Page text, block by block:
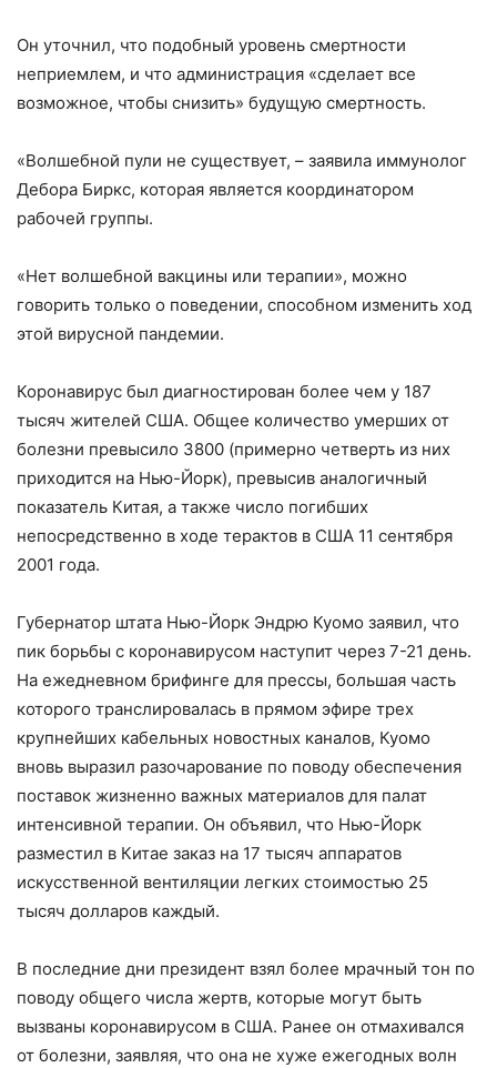
Он уточнил, что подобный уровень смертности
неприемлем, и что администрация «сделает все
возможное, чтобы снизить» будущую смертность.
«Волшебной пули не существует, – заявила иммунолог
Дебора Биркс, которая является координатором
рабочей группы.
«Нет волшебной вакцины или терапии», можно
говорить только о поведении, способном изменить ход
этой вирусной пандемии.
Коронавирус был диагностирован более чем у 187
тысяч жителей США. Общее количество умерших от
болезни превысило 3800 (примерно четверть из них
приходится на Нью-Йорк), превысив аналогичный
показатель Китая, а также число погибших
непосредственно в ходе терактов в США 11 сентября
2001 года.
Губернатор штата Нью-Йорк Эндрю Куомо заявил, что
пик борьбы с коронавирусом наступит через 7-21 день.
На ежедневном брифинге для прессы, большая часть
которого транслировалась в прямом эфире трех
крупнейших кабельных новостных каналов, Куомо
вновь выразил разочарование по поводу обеспечения
поставок жизненно важных материалов для палат
интенсивной терапии. Он объявил, что Нью-Йорк
разместил в Китае заказ на 17 тысяч аппаратов
искусственной вентиляции легких стоимостью 25
тысяч долларов каждый.
В последние дни президент взял более мрачный тон по
поводу общего числа жертв, которые могут быть
вызваны коронавирусом в США. Ранее он отмахивался
от болезни, заявляя, что она не хуже ежегодных волн